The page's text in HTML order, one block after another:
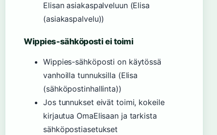
Elisan asiakaspalveluun (Elisa
(asiakaspalvelu))
Wippies-sähköposti ei toimi
Wippies-sähköposti on käytössä
vanhoilla tunnuksilla (Elisa
(sähköpostinhallinta))
Jos tunnukset eivät toimi, kokeile
kirjautua OmaElisaan ja tarkista
sähköpostiasetukset